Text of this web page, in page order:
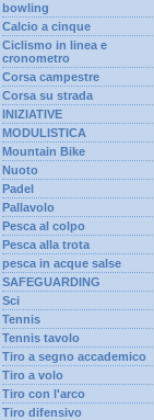
bowling
Calcio a cinque
Ciclismo in linea e
cronometro
Corsa campestre
Corsa su strada
INIZIATIVE
MODULISTICA
Mountain Bike
Nuoto
Padel
Pallavolo
Pesca al colpo
Pesca alla trota
pesca in acque salse
SAFEGUARDING
Sci
Tennis
Tennis tavolo
Tiro a segno accademico
Tiro a volo
Tiro con l'arco
Tiro difensivo